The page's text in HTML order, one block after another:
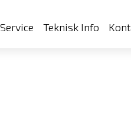
Teknisk Info